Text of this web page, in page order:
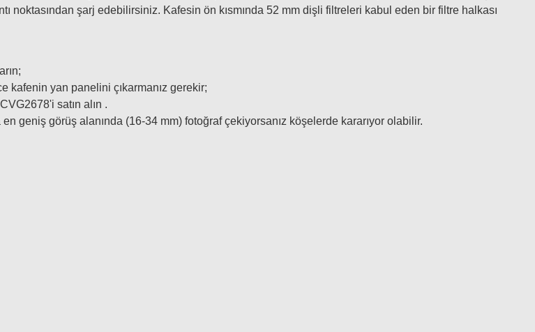
noktasından şarj edebilirsiniz. Kafesin ön kısmında 52 mm dişli filtreleri kabul eden bir filtre halkası
kafenin yan panelini çıkarmanız gerekir;
satın alın .
geniş görüş alanında (16-34 mm) fotoğraf çekiyorsanız köşelerde kararıyor olabilir.